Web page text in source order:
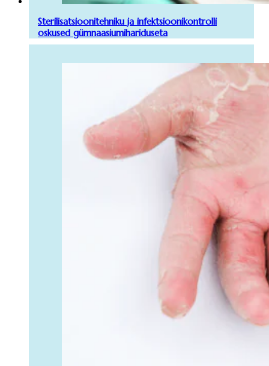
Sterilisatsioonitehniku ja infektsioonikontrolli
oskused gümnaasiumihariduseta